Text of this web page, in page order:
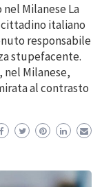
Milanese La
cittadino italiano
responsabile
stupefacente.
nel Milanese,
al contrasto